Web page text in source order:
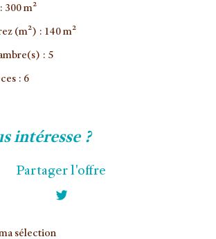
300 m²
(m²) : 140 m²
: 5
: 6
en-josas (78350)
intéresse ?
Partager l'offre
sélection